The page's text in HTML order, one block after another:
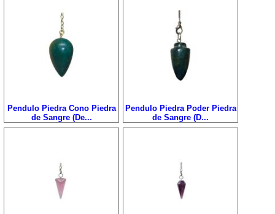
Pendulo Piedra Cono Piedra
de Sangre (De...
Pendulo Piedra Poder Piedra
de Sangre (D...